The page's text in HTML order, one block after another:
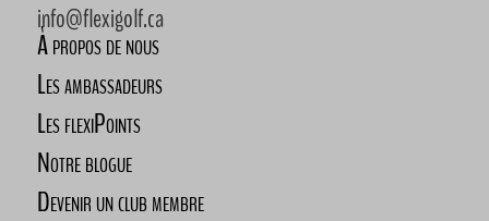
info@flexigolf.ca
À propos de nous
Les ambassadeurs
Les flexiPoints
Notre blogue
Devenir un club membre